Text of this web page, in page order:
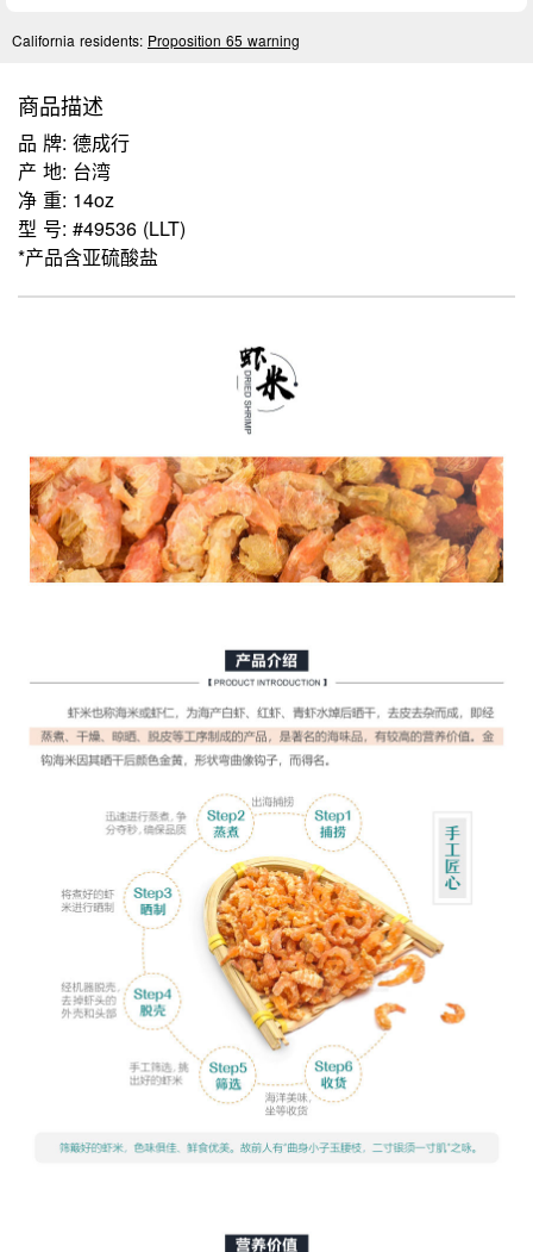
California residents: Proposition 65 warning
商品描述
品 牌: 德成行
产 地: 台湾
净 重: 14oz
型 号: #49536 (LLT)
*产品含亚硫酸盐